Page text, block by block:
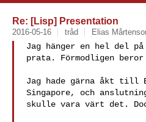
Re: [Lisp] Presentation
2016-05-16 tråd Elias
Jag hänger en hel del
prata. Förmodligen
Jag hade gärna åkt till
Singapore, och
skulle vara värt det.